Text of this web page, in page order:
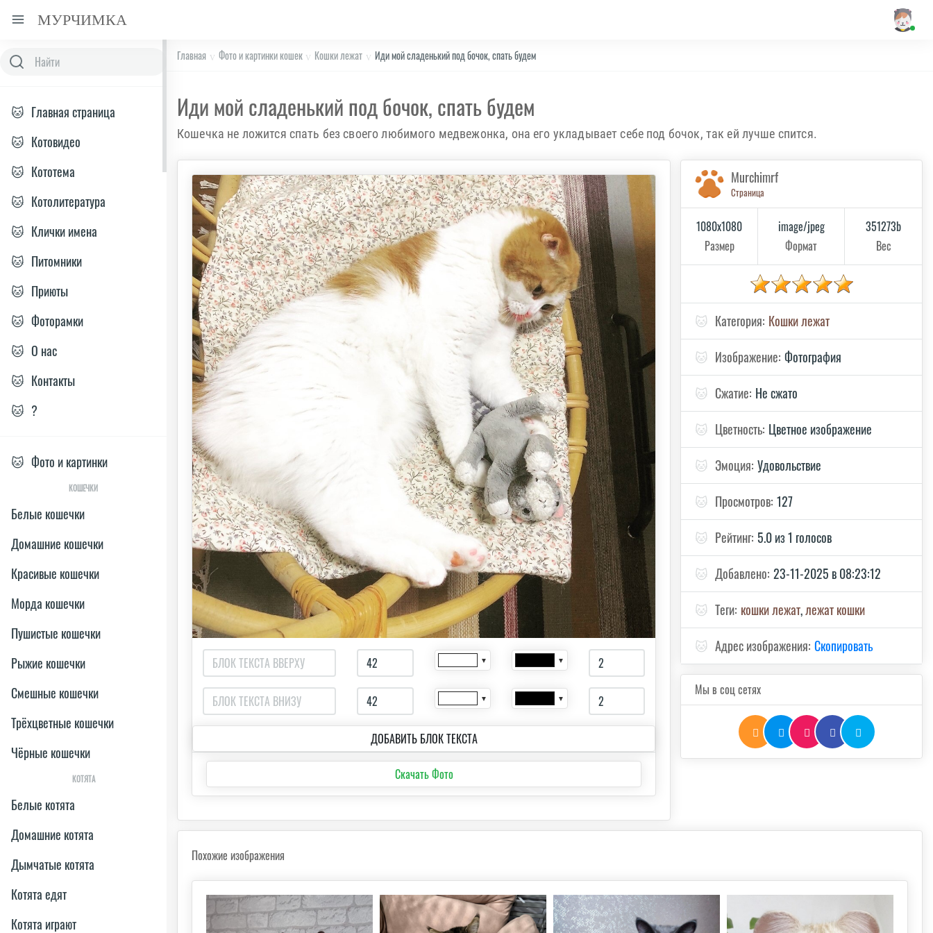
МУРЧИМКА
🐱 Главная страница
🐱 Котовидео
🐱 Кототема
🐱 Котолитература
🐱 Клички имена
🐱 Питомники
🐱 Приюты
🐱 Фоторамки
🐱 О нас
🐱 Контакты
🐱 ?
🐱 Фото и картинки
КОШЕЧКИ
Белые кошечки
Домашние кошечки
Красивые кошечки
Морда кошечки
Пушистые кошечки
Рыжие кошечки
Смешные кошечки
Трёхцветные кошечки
Чёрные кошечки
КОТЯТА
Белые котята
Домашние котята
Дымчатые котята
Котята едят
Котята играют
Главная Фото и картинки кошек Кошки лежат Иди мой сладенький под бочок, спать будем
Иди мой сладенький под бочок, спать будем
Кошечка не ложится спать без своего любимого медвежонка, она его укладывает себе под бочок, так ей лучше спится.
▼ ▼
▼ ▼
ДОБАВИТЬ БЛОК ТЕКСТА
Скачать Фото
Murchimrf
Страница
1080x1080
Размер
image/jpeg
Формат
351273b
Вес
🐱 Категория: Кошки лежат
🐱 Изображение: Фотография
🐱 Сжатие: Не сжато
🐱 Цветность: Цветное изображение
🐱 Эмоция: Удовольствие
🐱 Просмотров: 127
🐱 Рейтинг: 5.0 из 1 голосов
🐱 Добавлено: 23-11-2025 в 08:23:12
🐱 Теги: кошки лежат,лежат кошки
🐱 Адрес изображения: Скопировать
Мы в соц сетях
Похожие изображения